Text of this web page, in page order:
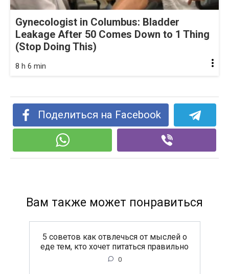
Gynecologist in Columbus: Bladder
Leakage After 50 Comes Down to 1 Thing
(Stop Doing This)
8 h 6 min
Поделиться на Facebook
Вам также может понравиться
5 советов как отвлечься от мыслей о
еде тем, кто хочет питаться правильно
0